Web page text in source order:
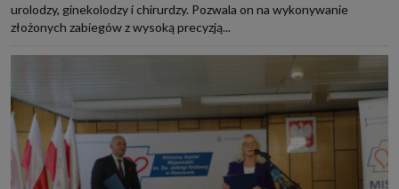
urolodzy, ginekolodzy i chirurdzy. Pozwala on na wykonywanie
złożonych zabiegów z wysoką precyzją...